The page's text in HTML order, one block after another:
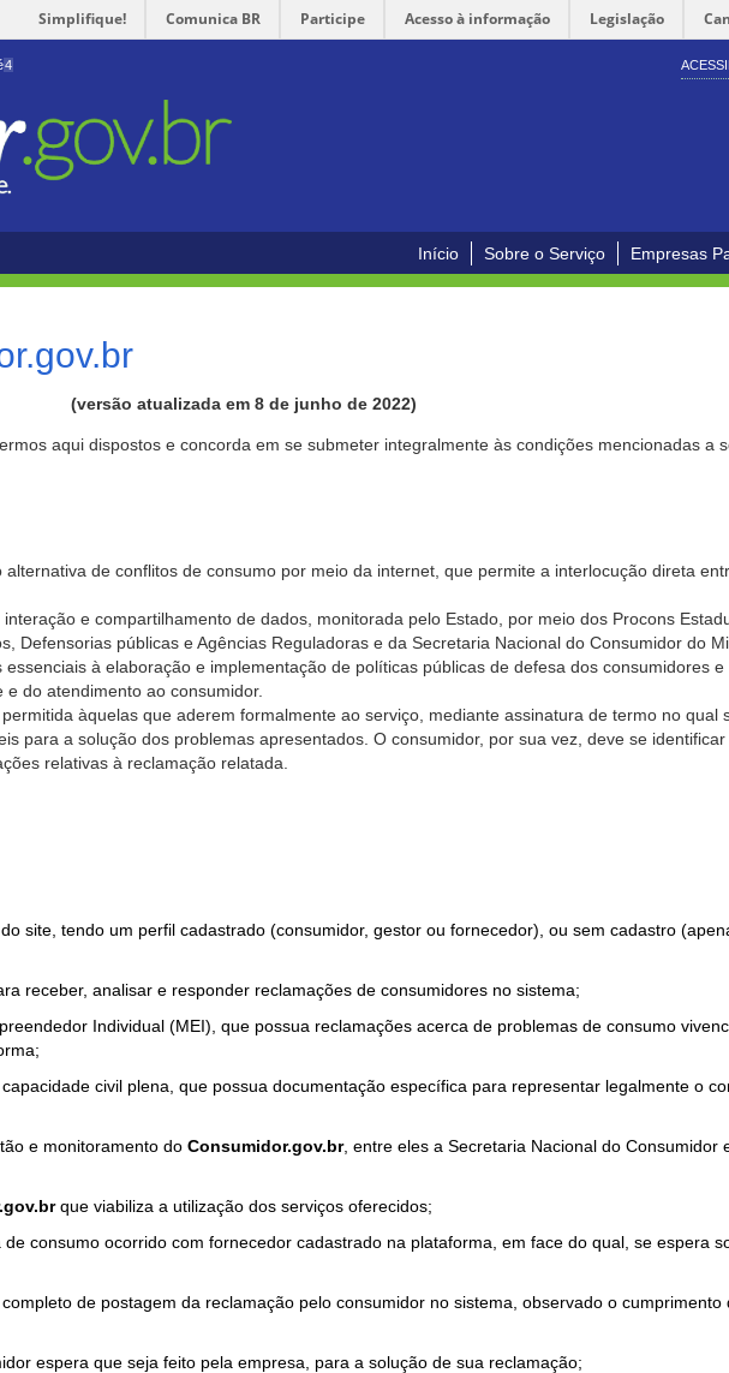
Simplifique! Comunica BR Participe Acesso à informação Legislação
4
Início Sobre o Serviço Empresas
(versão atualizada em 8 de junho de 2022)
aqui dispostos e concorda em se submeter integralmente às condições mencionadas a
de conflitos de consumo por meio da internet, que permite a interlocução direta
e compartilhamento de dados, monitorada pelo Estado, por meio dos Procons
Defensorias públicas e Agências Reguladoras e da Secretaria Nacional do Consumidor do
à elaboração e implementação de políticas públicas de defesa dos consumidores e
do atendimento ao consumidor.
àquelas que aderem formalmente ao serviço, mediante assinatura de termo no qual
para a solução dos problemas apresentados. O consumidor, por sua vez, deve se
relativas à reclamação relatada.
site, tendo um perfil cadastrado (consumidor, gestor ou fornecedor), ou sem cadastro
receber, analisar e responder reclamações de consumidores no sistema;
Individual (MEI), que possua reclamações acerca de problemas de consumo
civil plena, que possua documentação específica para representar legalmente o
e monitoramento do Consumidor.gov.br, entre eles a Secretaria Nacional do Consumidor
que viabiliza a utilização dos serviços oferecidos;
consumo ocorrido com fornecedor cadastrado na plataforma, em face do qual, se espera
de postagem da reclamação pelo consumidor no sistema, observado o cumprimento
espera que seja feito pela empresa, para a solução de sua reclamação;